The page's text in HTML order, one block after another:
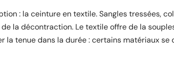
: la ceinture en textile. Sangles tressées,
la décontraction. Le textile offre de la
la tenue dans la durée : certains matériaux se